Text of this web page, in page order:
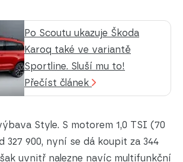
Po Scoutu ukazuje Škoda
Karoq také ve variantě
Sportline. Sluší mu to!
Přečíst článek
Style. S motorem 1,0 TSI (70
327 900, nyní se dá koupit za 344
uvnitř nalezne navíc multifunkční